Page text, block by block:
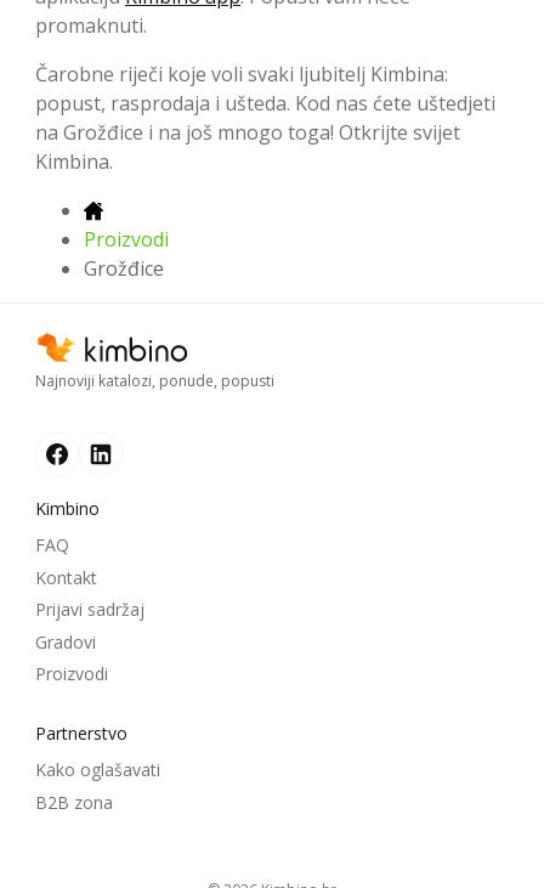
promaknuti.
Čarobne riječi koje voli svaki ljubitelj Kimbina:
popust, rasprodaja i ušteda. Kod nas ćete uštedjeti
na Grožđice i na još mnogo toga! Otkrijte svijet
Kimbina.
Proizvodi
Grožđice
Najnoviji katalozi, ponude, popusti
Kimbino
FAQ
Kontakt
Prijavi sadržaj
Gradovi
Proizvodi
Partnerstvo
Kako oglašavati
B2B zona